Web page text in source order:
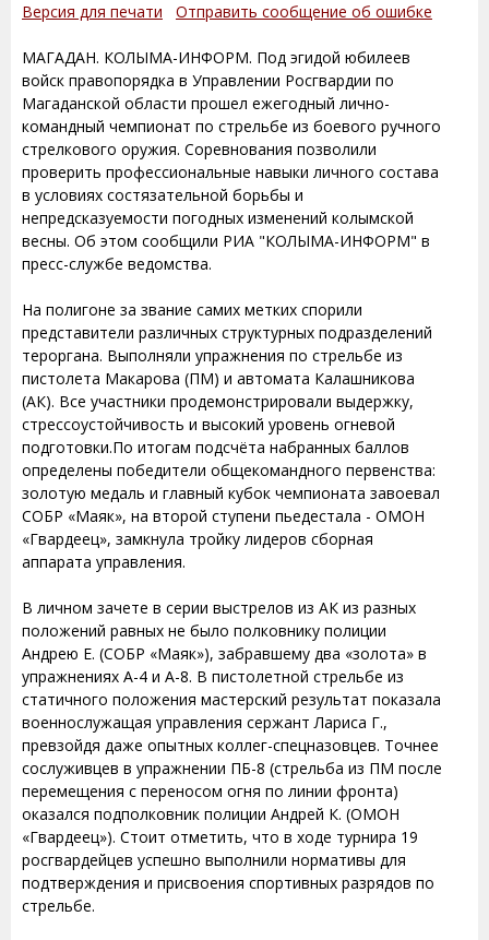
Версия для печати Отправить сообщение об ошибке
МАГАДАН. КОЛЫМА-ИНФОРМ. Под эгидой юбилеев
войск правопорядка в Управлении Росгвардии по
Магаданской области прошел ежегодный лично-
командный чемпионат по стрельбе из боевого ручного
стрелкового оружия. Соревнования позволили
проверить профессиональные навыки личного состава
в условиях состязательной борьбы и
непредсказуемости погодных изменений колымской
весны. Об этом сообщили РИА "КОЛЫМА-ИНФОРМ" в
пресс-службе ведомства.
На полигоне за звание самих метких спорили
представители различных структурных подразделений
тероргана. Выполняли упражнения по стрельбе из
пистолета Макарова (ПМ) и автомата Калашникова
(АК). Все участники продемонстрировали выдержку,
стрессоустойчивость и высокий уровень огневой
подготовки.По итогам подсчёта набранных баллов
определены победители общекомандного первенства:
золотую медаль и главный кубок чемпионата завоевал
СОБР «Маяк», на второй ступени пьедестала - ОМОН
«Гвардеец», замкнула тройку лидеров сборная
аппарата управления.
В личном зачете в серии выстрелов из АК из разных
положений равных не было полковнику полиции
Андрею Е. (СОБР «Маяк»), забравшему два «золота» в
упражнениях А-4 и А-8. В пистолетной стрельбе из
статичного положения мастерский результат показала
военнослужащая управления сержант Лариса Г.,
превзойдя даже опытных коллег-спецназовцев. Точнее
сослуживцев в упражнении ПБ-8 (стрельба из ПМ после
перемещения с переносом огня по линии фронта)
оказался подполковник полиции Андрей К. (ОМОН
«Гвардеец»). Стоит отметить, что в ходе турнира 19
росгвардейцев успешно выполнили нормативы для
подтверждения и присвоения спортивных разрядов по
стрельбе.